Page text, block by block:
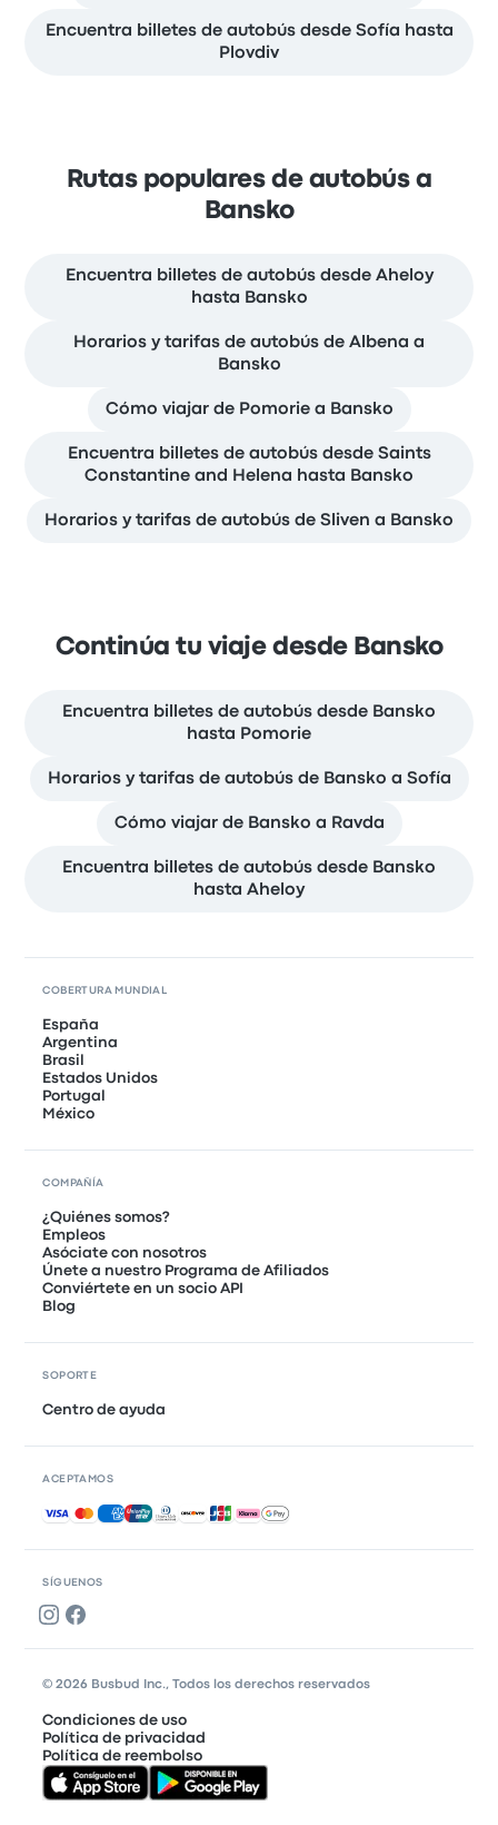
Encuentra billetes de autobús desde Sofía hasta
Plovdiv
Rutas populares de autobús a
Bansko
Encuentra billetes de autobús desde Aheloy
hasta Bansko
Horarios y tarifas de autobús de Albena a
Bansko
Cómo viajar de Pomorie a Bansko
Encuentra billetes de autobús desde Saints
Constantine and Helena hasta Bansko
Horarios y tarifas de autobús de Sliven a Bansko
Continúa tu viaje desde Bansko
Encuentra billetes de autobús desde Bansko
hasta Pomorie
Horarios y tarifas de autobús de Bansko a Sofía
Cómo viajar de Bansko a Ravda
Encuentra billetes de autobús desde Bansko
hasta Aheloy
SÍGUENOS
COBERTURA MUNDIAL
España
Argentina
Brasil
Estados Unidos
Portugal
México
COMPAÑÍA
¿Quiénes somos?
Empleos
Asóciate con nosotros
Únete a nuestro Programa de Afiliados
Conviértete en un socio API
Blog
SOPORTE
Centro de ayuda
ACEPTAMOS
Pagos aceptados
© 2026 Busbud Inc., Todos los derechos reservados
Condiciones de uso
Política de privacidad
Política de reembolso